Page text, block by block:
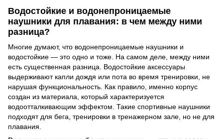
Водостойкие и водонепроницаемые
наушники для плавания: в чем между ними
разница?
Многие думают, что водонепроницаемые наушники и
водостойкие — это одно и тоже. На самом деле, между ними
есть существенная разница. Водостойкие аксессуары
выдерживают капли дождя или пота во время тренировки, не
нарушая функциональность. Как правило, именно корпус
создан из материала, который характеризуется
водоотталкивающим эффектом. Такие спортивные наушники
подходят для бега, тренировки в тренажерном зале, но не для
плавания.